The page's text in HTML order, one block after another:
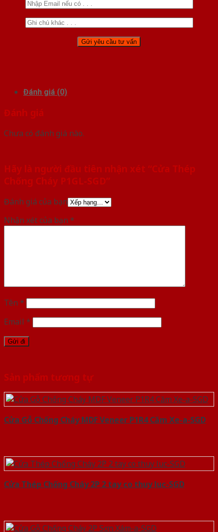
Đánh giá (0)
Đánh giá
Chưa có đánh giá nào.
Hãy là người đầu tiên nhận xét “Cửa Thép
Chống Cháy P1GL-SGD”
Đánh giá của bạn
Nhận xét của bạn *
Tên *
Email *
Sản phẩm tương tự
Cửa Gỗ Chống Cháy MDF Veneer P1R4 Căm Xe-a-SGD
Cửa Thép Chống Cháy 2P 2 tay co thuy luc-SGD